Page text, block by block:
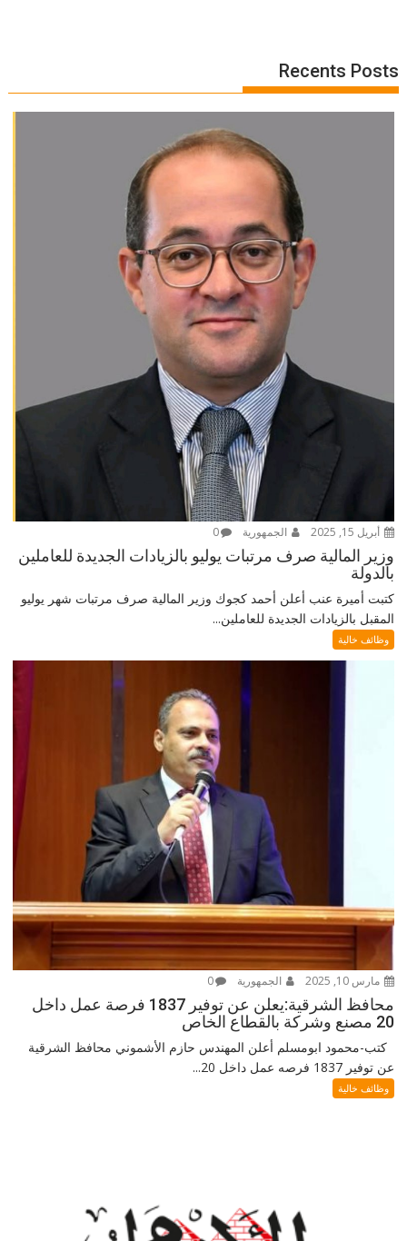
Recents Posts
أبريل 15, 2025 الجمهورية 0
وزير المالية صرف مرتبات يوليو بالزيادات الجديدة للعاملين
بالدولة
كتبت أميرة عنب أعلن أحمد كجوك وزير المالية صرف مرتبات شهر يوليو
المقبل بالزيادات الجديدة للعاملين...
وظائف خالية
مارس 10, 2025 الجمهورية 0
محافظ الشرقية:يعلن عن توفير 1837 فرصة عمل داخل
20 مصنع وشركة بالقطاع الخاص
كتب-محمود ابومسلم أعلن المهندس حازم الأشموني محافظ الشرقية
عن توفير 1837 فرصه عمل داخل 20...
وظائف خالية